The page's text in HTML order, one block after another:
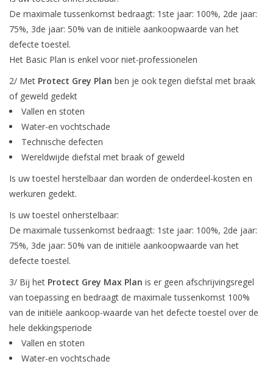
De maximale tussenkomst bedraagt: 1ste jaar: 100%, 2de jaar:
75%, 3de jaar: 50% van de initiële aankoopwaarde van het
defecte toestel.
Het Basic Plan is enkel voor niet-professionelen
2/ Met Protect Grey Plan ben je ook tegen diefstal met braak
of geweld gedekt
Vallen en stoten
Water-en vochtschade
Technische defecten
Wereldwijde diefstal met braak of geweld
Is uw toestel herstelbaar dan worden de onderdeel-kosten en
werkuren gedekt.
Is uw toestel onherstelbaar:
De maximale tussenkomst bedraagt: 1ste jaar: 100%, 2de jaar:
75%, 3de jaar: 50% van de initiële aankoopwaarde van het
defecte toestel.
3/ Bij het Protect Grey Max Plan is er geen afschrijvingsregel
van toepassing en bedraagt de maximale tussenkomst 100%
van de initiële aankoop-waarde van het defecte toestel over de
hele dekkingsperiode
Vallen en stoten
Water-en vochtschade